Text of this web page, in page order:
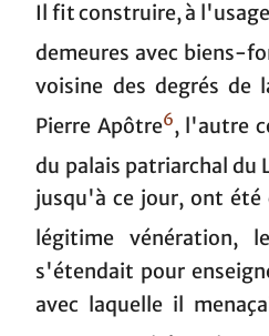
Il fit construire, à
demeures avec biens-
voisine des degrés de
Pierre Apôtre6, l'autre
du palais patriarchal du
jusqu'à ce jour, ont été
légitime vénération,
s'étendait pour
avec laquelle il